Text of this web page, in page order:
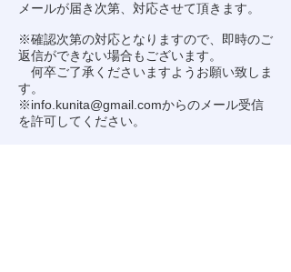
メールが届き次第、対応させて頂きます。
※確認次第の対応となりますので、即時のご
返信ができない場合もございます。
何卒ご了承くださいますようお願い致しま
す。
※info.kunita@gmail.comからのメール受信
を許可してください。